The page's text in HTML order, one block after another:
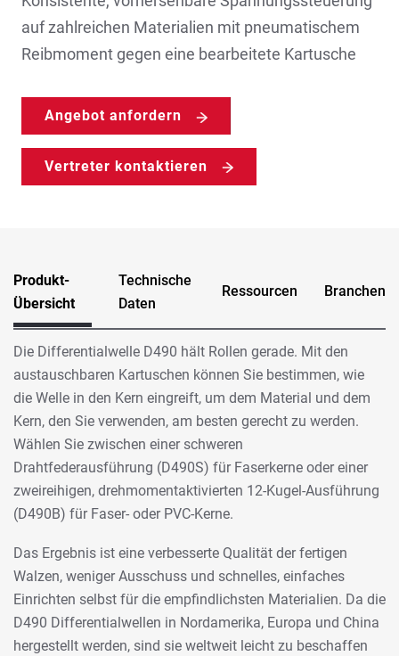
auf zahlreichen Materialien mit pneumatischem
Reibmoment gegen eine bearbeitete Kartusche
Angebot anfordern
Vertreter kontaktieren
Produkt-
Übersicht
Technische
Daten
Ressourcen Branchen
Die Differentialwelle D490 hält Rollen gerade. Mit den
austauschbaren Kartuschen können Sie bestimmen, wie
die Welle in den Kern eingreift, um dem Material und dem
Kern, den Sie verwenden, am besten gerecht zu werden.
Wählen Sie zwischen einer schweren
Drahtfederausführung (D490S) für Faserkerne oder einer
zweireihigen, drehmomentaktivierten 12-Kugel-Ausführung
(D490B) für Faser- oder PVC-Kerne.
Das Ergebnis ist eine verbesserte Qualität der fertigen
Walzen, weniger Ausschuss und schnelles, einfaches
Einrichten selbst für die empfindlichsten Materialien. Da die
D490 Differentialwellen in Nordamerika, Europa und China
hergestellt werden, sind sie weltweit leicht zu beschaffen